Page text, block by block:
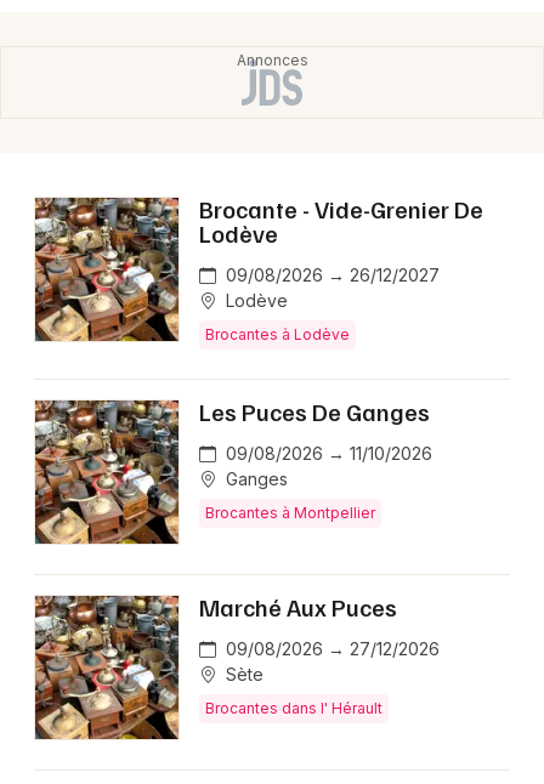
Je m'abonne
Brocante - Vide-Grenier De
Lodève
09/08/2026 → 26/12/2027
Lodève
Brocantes à Lodève
Les Puces De Ganges
09/08/2026 → 11/10/2026
Ganges
Brocantes à Montpellier
Marché Aux Puces
09/08/2026 → 27/12/2026
Sète
Brocantes dans l' Hérault